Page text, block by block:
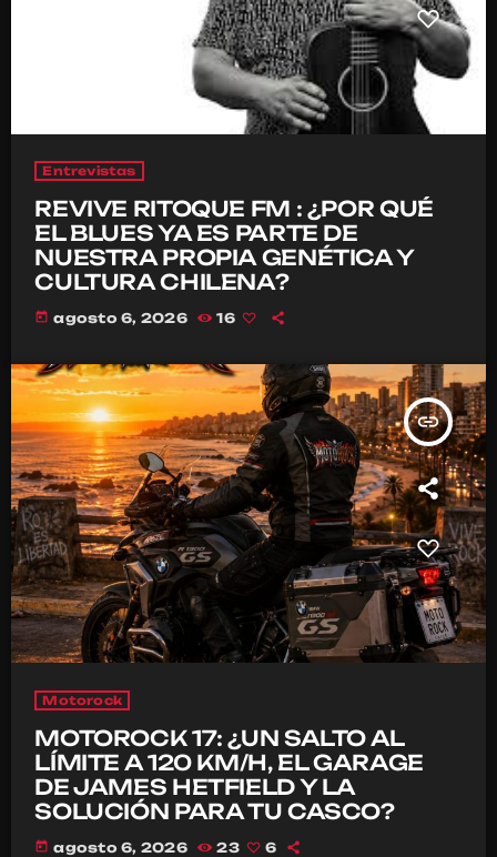
Entrevistas
REVIVE RITOQUE FM : ¿POR QUÉ
EL BLUES YA ES PARTE DE
NUESTRA PROPIA GENÉTICA Y
CULTURA CHILENA?
today agosto 6, 2026 16
insert_link
Motorock
MOTOROCK 17: ¿UN SALTO AL
LÍMITE A 120 KM/H, EL GARAGE
DE JAMES HETFIELD Y LA
SOLUCIÓN PARA TU CASCO?
today agosto 6, 2026 23 6